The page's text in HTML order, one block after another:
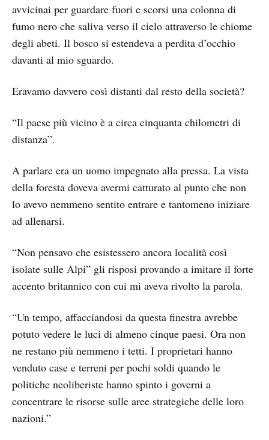
avvicinai per guardare fuori e scorsi una colonna di
fumo nero che saliva verso il cielo attraverso le chiome
degli abeti. Il bosco si estendeva a perdita d’occhio
davanti al mio sguardo.
Eravamo davvero così distanti dal resto della società?
“Il paese più vicino è a circa cinquanta chilometri di
distanza”.
A parlare era un uomo impegnato alla pressa. La vista
della foresta doveva avermi catturato al punto che non
lo avevo nemmeno sentito entrare e tantomeno iniziare
ad allenarsi.
“Non pensavo che esistessero ancora località così
isolate sulle Alpi” gli risposi provando a imitare il forte
accento britannico con cui mi aveva rivolto la parola.
“Un tempo, affacciandosi da questa finestra avrebbe
potuto vedere le luci di almeno cinque paesi. Ora non
ne restano più nemmeno i tetti. I proprietari hanno
venduto case e terreni per pochi soldi quando le
politiche neoliberiste hanno spinto i governi a
concentrare le risorse sulle aree strategiche delle loro
nazioni.”